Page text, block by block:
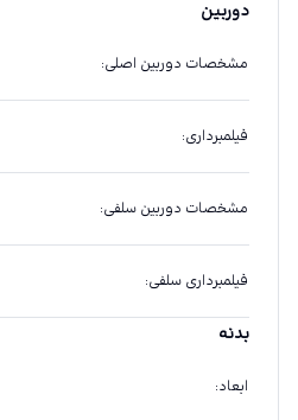
دوربین
مشخصات دوربین اصلی:
فیلمبرداری:
مشخصات دوربین سلفی:
فیلمبرداری سلفی:
بدنه
ابعاد: